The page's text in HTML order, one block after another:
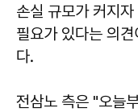
손실 규모가 커지
필요가 있다는 의
다.
전삼노 측은 "오늘